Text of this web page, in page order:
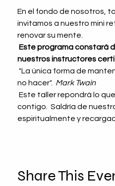
En el fondo de nosotros,
invitamos a nuestro mini
renovar su mente.
Este programa constará
nuestros instructores
no hacer". Mark Twain
contigo.  Saldría de
espiritualmente y
Share This